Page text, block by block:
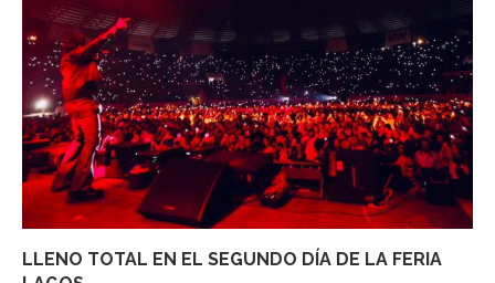
LLENO TOTAL EN EL SEGUNDO DÍA DE LA FERIA